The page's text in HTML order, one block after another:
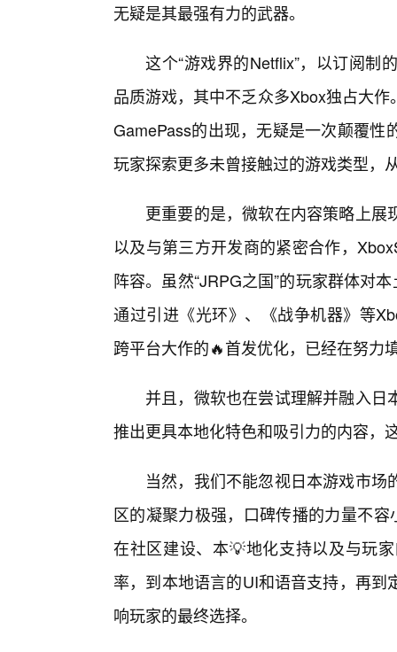
无疑是其最强有力的武器。
这个“游戏界的Netflix”，以订阅制
品质游戏，其中不乏众多Xbox独占大
GamePass的出现，无疑是一次颠覆
玩家探索更多未曾接触过的游戏类型，
更重要的是，微软在内容策略上
以及与第三方开发商的紧密合作，
阵容。虽然“JRPG之国”的玩家群体对
通过引进《光环》、《战争机器》等
跨平台大作的🔥首发优化，已经在努力
并且，微软也在尝试理解并融入
推出更具本地化特色和吸引力的内容，
当然，我们不能忽视日本游戏市
区的凝聚力极强，口碑传播的力量不
在社区建设、本💡地化支持以及与玩
率，到本地语言的UI和语音支持，再
响玩家的最终选择。